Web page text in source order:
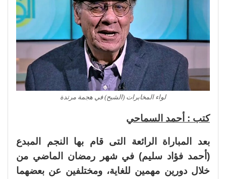
لواء المخابرات (الشبح) في هجمة مرتدة
كتب : أحمد السماحي
بعد المباراة الرائعة التى قام بها النجم المبدع
(أحمد فؤاد سليم) في شهر رمضان الماضي من
خلال دورين مهمين للغاية، ومختلفين عن بعضهما